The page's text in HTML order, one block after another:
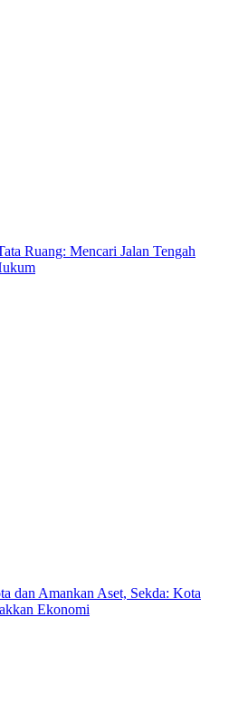
Ruang: Mencari Jalan Tengah
dan Amankan Aset, Sekda: Kota
Ekonomi